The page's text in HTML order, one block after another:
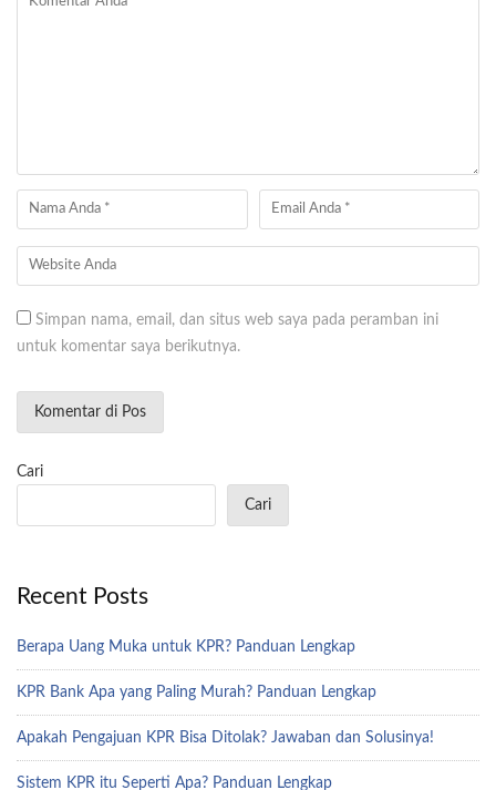
Simpan nama, email, dan situs web saya pada peramban ini
untuk komentar saya berikutnya.
Cari
Cari
Recent Posts
Berapa Uang Muka untuk KPR? Panduan Lengkap
KPR Bank Apa yang Paling Murah? Panduan Lengkap
Apakah Pengajuan KPR Bisa Ditolak? Jawaban dan Solusinya!
Sistem KPR itu Seperti Apa? Panduan Lengkap